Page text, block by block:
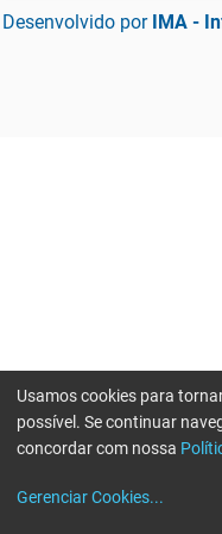
Desenvolvido por IMA -
Usamos cookies para
possível. Se continuar
concordar com nossa
Gerenciar Cookies...
Erro ao enviar